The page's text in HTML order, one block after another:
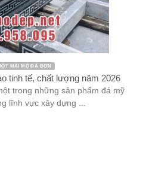
MÁI MỘ ĐÁ ĐƠN
tinh tế, chất lượng năm 2026
trong những sản phẩm đá mỹ
lĩnh vực xây dựng ...